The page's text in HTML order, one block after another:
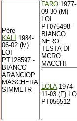
Père
KALI 1984-
06-02 (M)
LOI
PT128597 -
BIANCO
ARANCIOP
MASCHERA
SIMMETR
FARO 1977-
09-30 (M)
LOI
PT075498 -
BIANCO
NERO
TESTA DI
MORO
MACCHI
LOLA1974-
11-03 (F) LOI
PT056512